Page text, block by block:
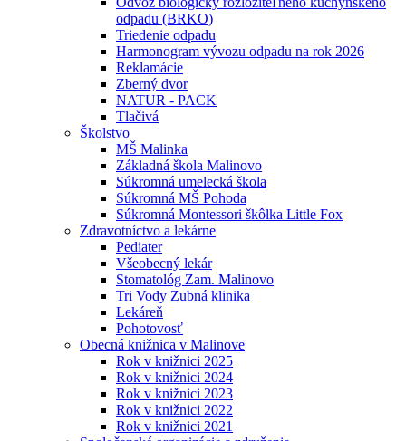
odpadu (BRKO)
Triedenie odpadu
Harmonogram vývozu odpadu na rok 2026
Reklamácie
Zberný dvor
NATUR - PACK
Tlačivá
Školstvo
MŠ Malinka
Základná škola Malinovo
Súkromná umelecká škola
Súkromná MŠ Pohoda
Súkromná Montessori škôlka Little Fox
Zdravotníctvo a lekárne
Pediater
Všeobecný lekár
Stomatológ Zam. Malinovo
Tri Vody Zubná klinika
Lekáreň
Pohotovosť
Obecná knižnica v Malinove
Rok v knižnici 2025
Rok v knižnici 2024
Rok v knižnici 2023
Rok v knižnici 2022
Rok v knižnici 2021